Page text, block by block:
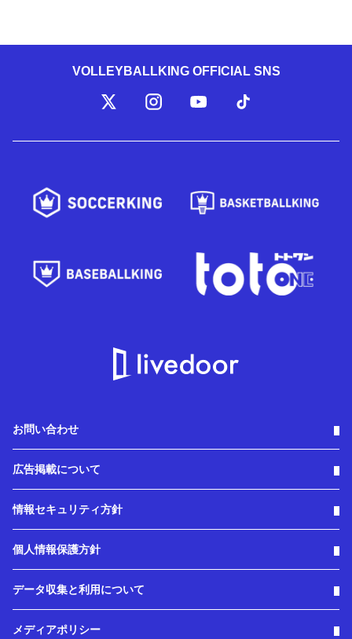
VOLLEYBALLKING OFFICIAL SNS
お問い合わせ
広告掲載について
情報セキュリティ方針
個人情報保護方針
データ収集と利用について
メディアポリシー